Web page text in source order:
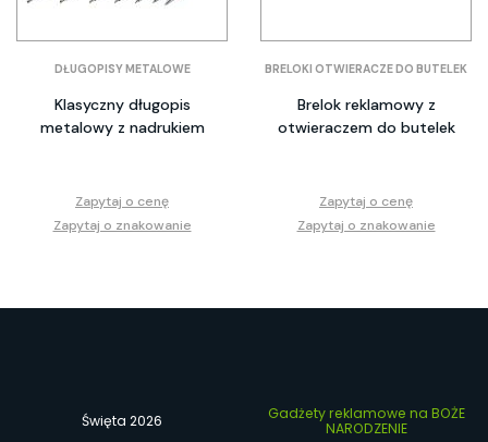
DŁUGOPISY METALOWE
Klasyczny długopis
metalowy z nadrukiem
Zapytaj o cenę
Zapytaj o znakowanie
BRELOKI OTWIERACZE DO BUTELEK
Brelok reklamowy z
otwieraczem do butelek
Zapytaj o cenę
Zapytaj o znakowanie
Święta 2026
Gadżety reklamowe na BOŻE
NARODZENIE